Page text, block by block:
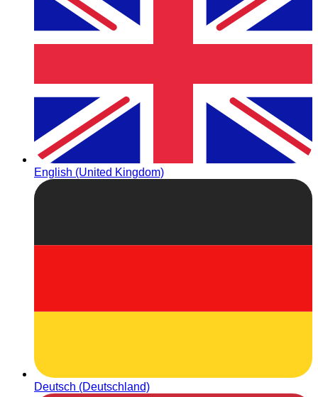
English (United Kingdom)
Deutsch (Deutschland)